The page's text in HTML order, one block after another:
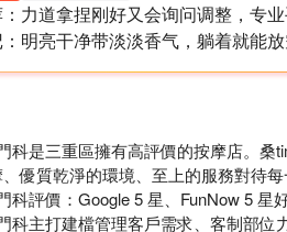
力道拿捏刚好又会询问调整，专
明亮干净带淡淡香气，躺着就能
科是三重區擁有高評價的按摩店。
優質乾淨的環境、至上的服務對待每
科評價：Google 5 星、FunNow 5 星
科主打建檔管理客戶需求、客制部